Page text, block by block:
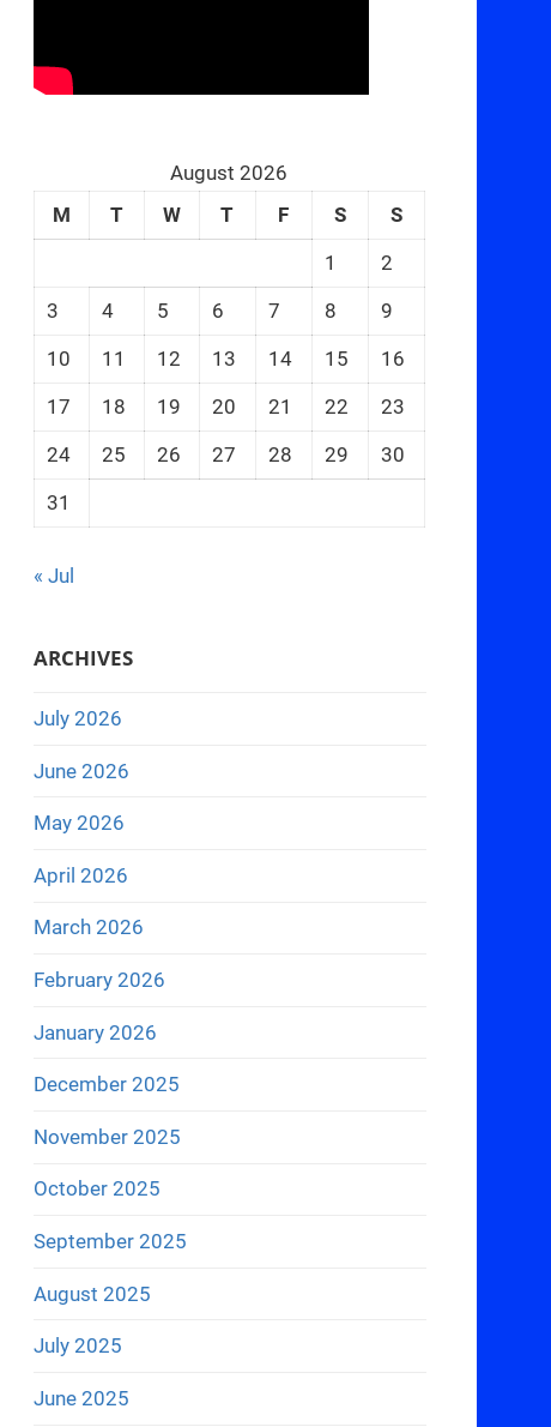
August 2026
M
T W T F S
S
1
2
3
4 5 6 7 8
9
10
11 12 13 14 15
16
17
18 19 20 21 22
23
24
25 26 27 28 29
30
31
« Jul
ARCHIVES
July 2026
June 2026
May 2026
April 2026
March 2026
February 2026
January 2026
December 2025
November 2025
October 2025
September 2025
August 2025
July 2025
June 2025